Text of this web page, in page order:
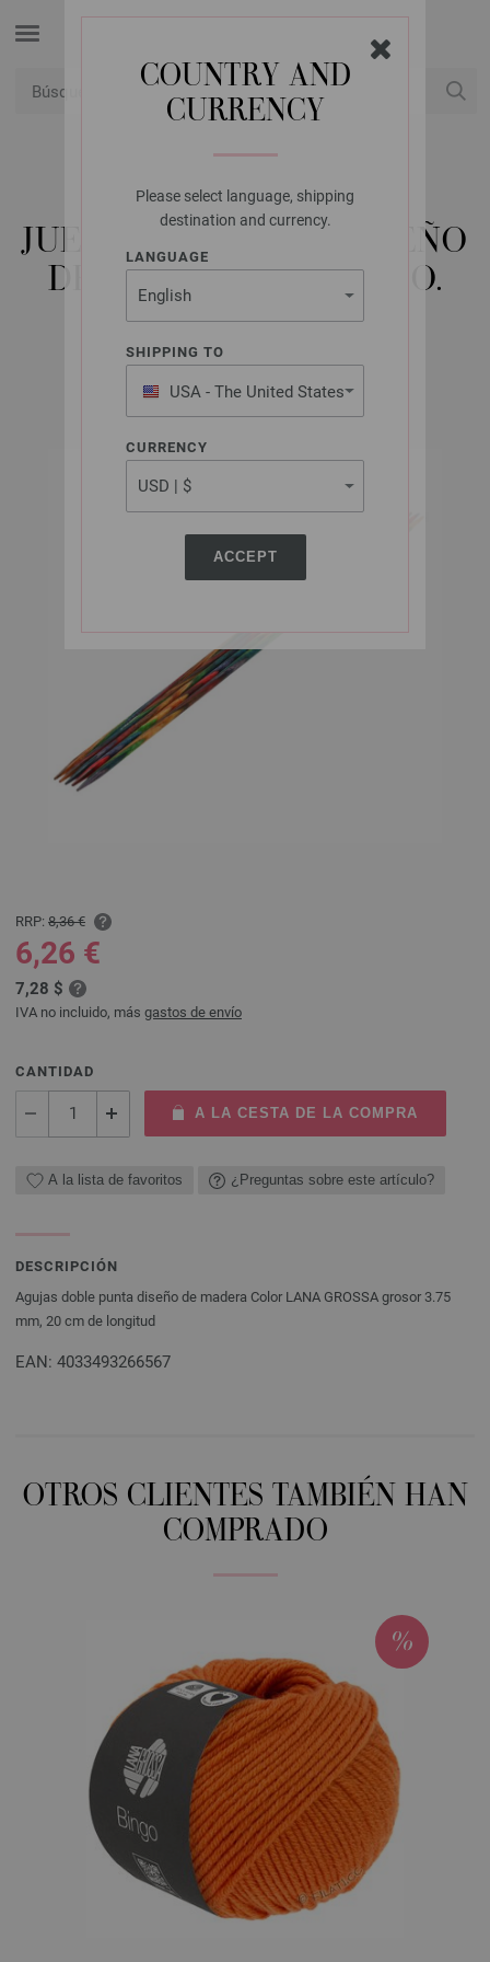
COUNTRY AND
CURRENCY
Please select language, shipping
destination and currency.
LANGUAGE
SHIPPING TO
USA - The United States
of America
CURRENCY
ACCEPT
LANA GROSSA
JUEGO DE AGUJAS DISEÑO
DE MADERA COLOR NO.
3,75/20CM
RRP: 8,36 €
6,26 €
7,28 $
IVA no incluido, más gastos de envío
CANTIDAD
A LA CESTA DE LA COMPRA
A la lista de favoritos ¿Preguntas sobre este artículo?
DESCRIPCIÓN
Agujas doble punta diseño de madera Color LANA GROSSA grosor 3.75
mm, 20 cm de longitud
EAN: 4033493266567
OTROS CLIENTES TAMBIÉN HAN
COMPRADO